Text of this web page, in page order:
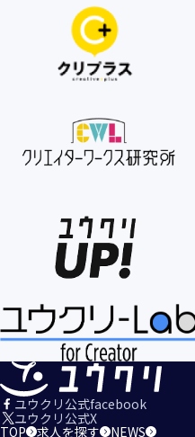
す。これらの情報には、利
話の種類、IPアドレスなど
【個人情報の利用目的の公表
当社は、個人情報を次の利
第１項及びJISQ15001:2017
＜個人情報の利用目的＞
１．当社のサービスを提供す
２．当社のサービスを安心
備のため
３．当社のサービスの運営
４．当社のサービスに関す
５．当社、その他当社のサ
積、改善、研究開発のため
６．当社がおすすめする商
信・送付するため
７．当社とお客様の間での
８．当社のサービスに関す
「規約等」といいます。）
ユウクリ公式facebook
ユウクリ公式X
TOP 求人を探す NEWS